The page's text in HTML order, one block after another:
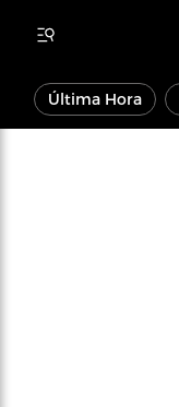
Última Hora